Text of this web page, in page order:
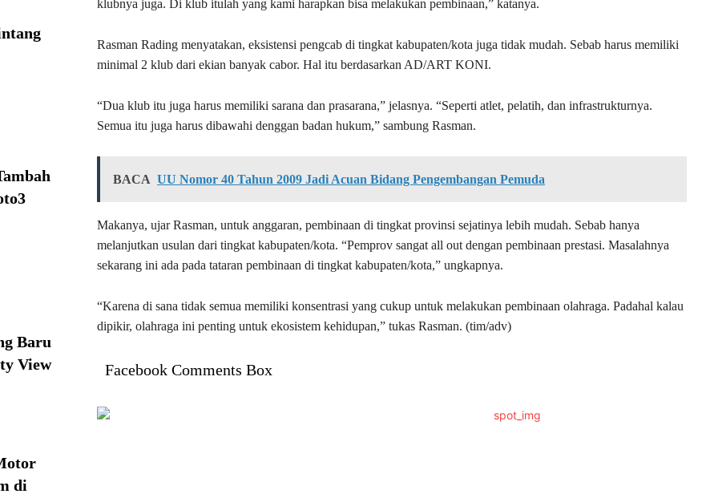
Baru
View
di
klubnya juga. Di klub itulah yang kami harapkan bisa melakukan pembinaan,” katanya.
Rasman Rading menyatakan, eksistensi pengcab di tingkat kabupaten/kota juga tidak mudah. Sebab harus memiliki
minimal 2 klub dari ekian banyak cabor. Hal itu berdasarkan AD/ART KONI.
“Dua klub itu juga harus memiliki sarana dan prasarana,” jelasnya. “Seperti atlet, pelatih, dan infrastrukturnya.
Semua itu juga harus dibawahi denggan badan hukum,” sambung Rasman.
BACA UU Nomor 40 Tahun 2009 Jadi Acuan Bidang Pengembangan Pemuda
Makanya, ujar Rasman, untuk anggaran, pembinaan di tingkat provinsi sejatinya lebih mudah. Sebab hanya
melanjutkan usulan dari tingkat kabupaten/kota. “Pemprov sangat all out dengan pembinaan prestasi. Masalahnya
sekarang ini ada pada tataran pembinaan di tingkat kabupaten/kota,” ungkapnya.
“Karena di sana tidak semua memiliki konsentrasi yang cukup untuk melakukan pembinaan olahraga. Padahal kalau
dipikir, olahraga ini penting untuk ekosistem kehidupan,” tukas Rasman. (tim/adv)
Facebook Comments Box